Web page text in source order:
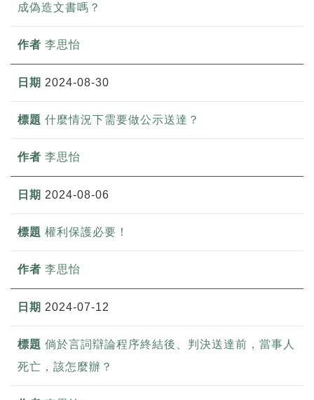
成偽造文書嗎？
李思怡
2024-08-30
什麼情況下需要做公示送達？
李思怡
2024-08-06
權利保護必要！
李思怡
2024-07-12
倘於言詞辯論程序終結後、判決送達前，當事人
死亡，該怎麼辦？